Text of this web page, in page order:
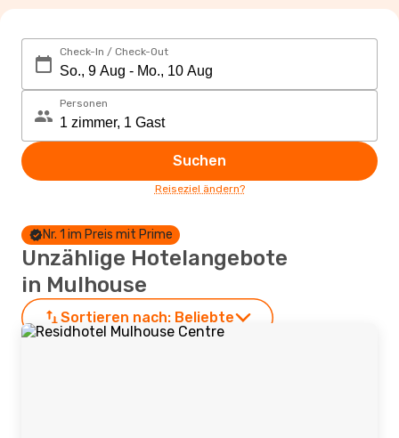
Check-In / Check-Out
Personen
Suchen
Reiseziel ändern?
Nr. 1 im Preis mit Prime
Unzählige Hotelangebote
in Mulhouse
Sortieren nach: Beliebte